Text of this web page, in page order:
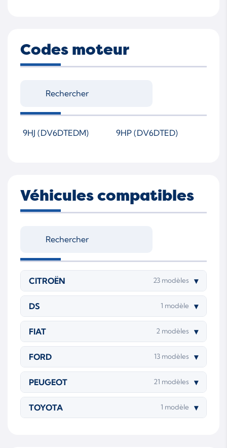
Codes moteur
9HJ (DV6DTEDM) 9HP (DV6DTED)
Véhicules compatibles
CITROËN 23 modèles ▾
DS 1 modèle ▾
FIAT 2 modèles ▾
FORD 13 modèles ▾
PEUGEOT 21 modèles ▾
TOYOTA 1 modèle ▾